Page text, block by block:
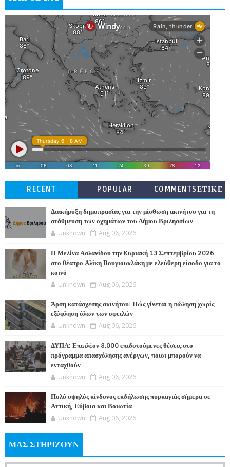
RECENT POPULAR
COMMENTSΕΤΙΚΕ
Διακήρυξη δημοπρασίας για την μίσθωση ακινήτου για τη
στάθμευση των οχημάτων του Δήμου Βριλησσίων
Unknown Aug 06, 2026
Η Μελίνα Ασλανίδου την Kυριακή 13 Σεπτεμβρίου 2026
στο θέατρο Αλίκη Βουγιουκλάκη με ελεύθερη είσοδο για το
κοινό
Unknown Aug 06, 2026
Άρση κατάσχεσης ακινήτου: Πώς γίνεται η πώληση χωρίς
εξόφληση όλων των οφειλών
Unknown Aug 06, 2026
ΔΥΠΑ: Επιπλέον 8.000 επιδοτούμενες θέσεις στο
πρόγραμμα απασχόλησης ανέργων, ποιοι μπορούν να
ενταχθούν
Unknown Aug 06, 2026
Πολύ υψηλός κίνδυνος εκδήλωσης πυρκαγιάς σήμερα σε
Αττική, Εύβοια και Βοιωτία
Unknown Aug 06, 2026
ΜΑΣ ΣΤΗΡΙΖΟΥΝ